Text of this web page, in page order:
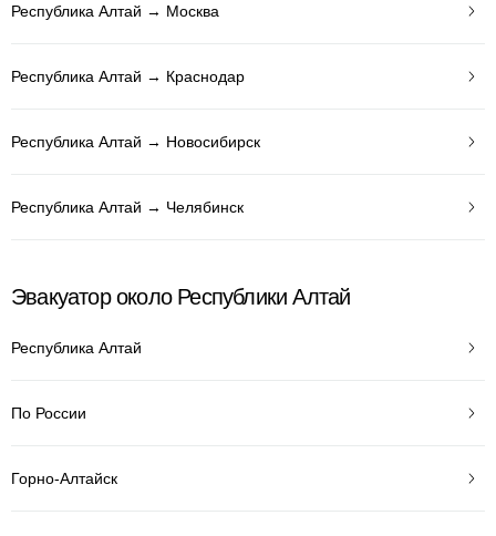
Республика Алтай → Москва
Республика Алтай → Краснодар
Республика Алтай → Новосибирск
Республика Алтай → Челябинск
Эвакуатор около Республики Алтай
Республика Алтай
По России
Горно-Алтайск